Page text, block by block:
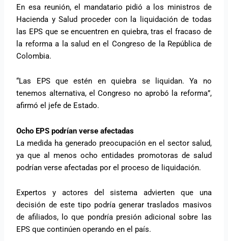
En esa reunión, el mandatario pidió a los ministros de
Hacienda y Salud proceder con la liquidación de todas
las EPS que se encuentren en quiebra, tras el fracaso de
la reforma a la salud en el Congreso de la República de
Colombia.
“Las EPS que estén en quiebra se liquidan. Ya no
tenemos alternativa, el Congreso no aprobó la reforma”,
afirmó el jefe de Estado.
Ocho EPS podrían verse afectadas
La medida ha generado preocupación en el sector salud,
ya que al menos ocho entidades promotoras de salud
podrían verse afectadas por el proceso de liquidación.
Expertos y actores del sistema advierten que una
decisión de este tipo podría generar traslados masivos
de afiliados, lo que pondría presión adicional sobre las
EPS que continúen operando en el país.